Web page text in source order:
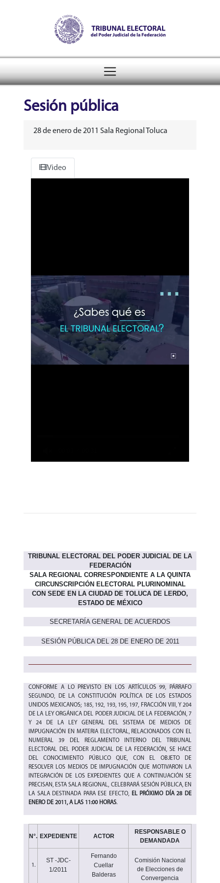
Tribunal Electoral del
header
Sesión pública
28 de enero de 2011 Sala Regional Toluca
Video
TRIBUNAL ELECTORAL DEL PODER JUDICIAL DE LA
FEDERACIÓN
SALA REGIONAL CORRESPONDIENTE A LA QUINTA
CIRCUNSCRIPCIÓN ELECTORAL PLURINOMINAL
CON SEDE EN LA CIUDAD DE TOLUCA DE LERDO,
ESTADO DE MÉXICO
SECRETARÍA GENERAL DE ACUERDOS
SESIÓN PÚBLICA DEL 28 DE ENERO DE 2011
CONFORME A LO PREVISTO EN LOS ARTÍCULOS 99, PÁRRAFO
SEGUNDO, DE LA CONSTITUCIÓN POLÍTICA DE LOS ESTADOS
UNIDOS MEXICANOS; 185, 192, 193, 195, 197, FRACCIÓN VIII, Y 204
DE LA LEY ORGÁNICA DEL PODER JUDICIAL DE LA FEDERACIÓN, 7
Y 24 DE LA LEY GENERAL DEL SISTEMA DE MEDIOS DE
IMPUGNACIÓN EN MATERIA ELECTORAL, RELACIONADOS CON EL
NUMERAL 39 DEL REGLAMENTO INTERNO DEL TRIBUNAL
ELECTORAL DEL PODER JUDICIAL DE LA FEDERACIÓN, SE HACE
DEL CONOCIMIENTO PÚBLICO QUE, CON EL OBJETO DE
RESOLVER LOS MEDIOS DE IMPUGNACIÓN QUE MOTIVARON LA
INTEGRACIÓN DE LOS EXPEDIENTES QUE A CONTINUACIÓN SE
PRECISAN, ESTA SALA REGIONAL, CELEBRARÁ SESIÓN PÚBLICA, EN
LA SALA DESTINADA PARA ESE EFECTO, EL PRÓXIMO DÍA 28 DE
ENERO DE 2011, A LAS 11:00 HORAS.
N°. EXPEDIENTE ACTOR
RESPONSABLE O
DEMANDADA
1.
ST -JDC-
1/2011
Fernando
Cuellar
Balderas
Comisión Nacional
de Elecciones de
Convergencia